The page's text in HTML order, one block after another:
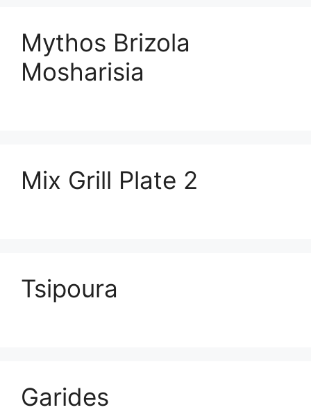
Mythos Brizola
Mosharisia
Mix Grill Plate 2
Tsipoura
Garides